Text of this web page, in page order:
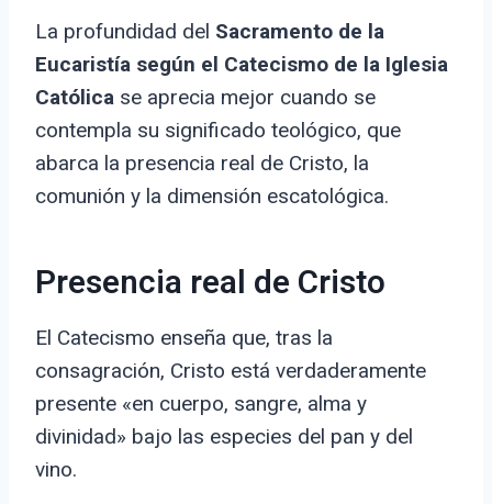
La profundidad del Sacramento de la
Eucaristía según el Catecismo de la Iglesia
Católica se aprecia mejor cuando se
contempla su significado teológico, que
abarca la presencia real de Cristo, la
comunión y la dimensión escatológica.
Presencia real de Cristo
El Catecismo enseña que, tras la
consagración, Cristo está verdaderamente
presente «en cuerpo, sangre, alma y
divinidad» bajo las especies del pan y del
vino.